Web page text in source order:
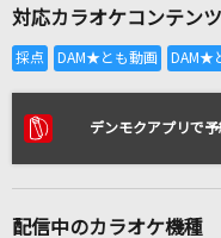
リアルタイ
対応カラオケコンテンツ
デンモクアプリで予
配信中のカラオケ機種